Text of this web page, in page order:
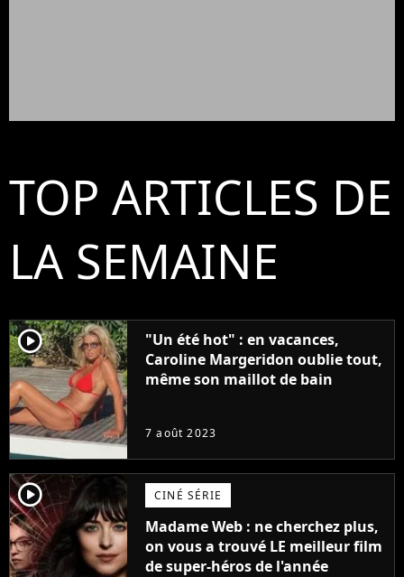
TOP ARTICLES DE
LA SEMAINE
player2
"Un été hot" : en vacances,
Caroline Margeridon oublie tout,
même son maillot de bain
7 août 2023
player2 CINÉ SÉRIE
Madame Web : ne cherchez plus,
on vous a trouvé LE meilleur film
de super-héros de l'année